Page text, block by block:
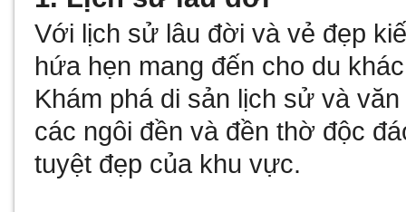
Với lịch sử lâu đời và vẻ đẹp
hứa hẹn mang đến cho du
Khám phá di sản lịch sử và
các ngôi đền và đền thờ độc
tuyệt đẹp của khu vực.​